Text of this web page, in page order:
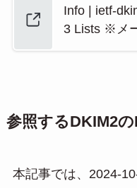
Info | ietf-
3 Lists ※メ
参照するDKIM2の
本記事では、2024-